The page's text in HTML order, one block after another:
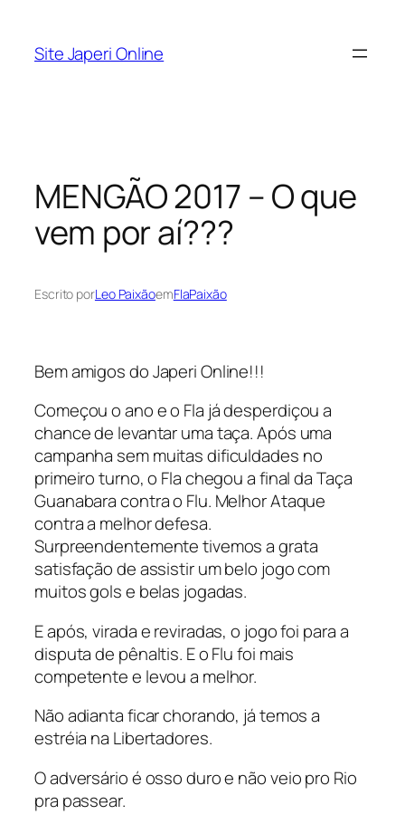
Site Japeri Online
MENGÃO 2017 – O que
vem por aí???
Escrito porLeo PaixãoemFlaPaixão
Bem amigos do Japeri Online!!!
Começou o ano e o Fla já desperdiçou a
chance de levantar uma taça. Após uma
campanha sem muitas dificuldades no
primeiro turno, o Fla chegou a final da Taça
Guanabara contra o Flu. Melhor Ataque
contra a melhor defesa.
Surpreendentemente tivemos a grata
satisfação de assistir um belo jogo com
muitos gols e belas jogadas.
E após, virada e reviradas, o jogo foi para a
disputa de pênaltis. E o Flu foi mais
competente e levou a melhor.
Não adianta ficar chorando, já temos a
estréia na Libertadores.
O adversário é osso duro e não veio pro Rio
pra passear.